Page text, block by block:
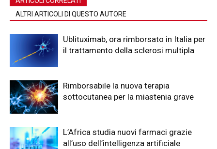
ALTRI ARTICOLI DI QUESTO AUTORE
Ublituximab, ora rimborsato in Italia per
il trattamento della sclerosi multipla
Rimborsabile la nuova terapia
sottocutanea per la miastenia grave
L’Africa studia nuovi farmaci grazie
all’uso dell’intelligenza artificiale